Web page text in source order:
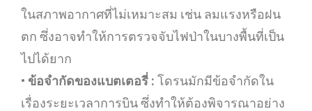
ในสภาพอากาศที่ไม่เหมาะสม เช่น ลมแรงหรือฝน
ตก ซึ่งอาจทำให้การตรวจจับไฟป่าในบางพื้นที่เป็น
ไปได้ยาก
• ข้อจำกัดของแบตเตอรี่ : โดรนมักมีข้อจำกัดใน
เรื่องระยะเวลาการบิน ซึ่งทำให้ต้องพิจารณาอย่าง